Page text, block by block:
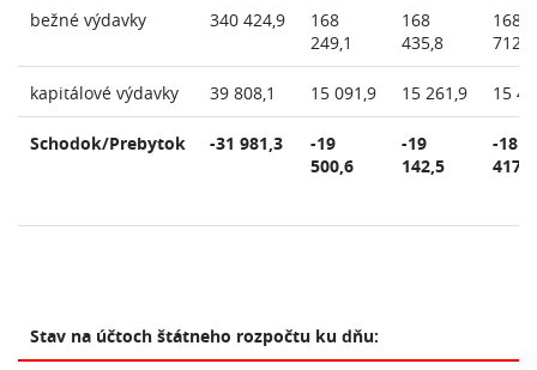
bežné výdavky 340 424,9
168
249,1
168
435,8
168
712,9
kapitálové výdavky 39 808,1 15 091,9 15 261,9 15
Schodok/Prebytok -31 981,3
-19
500,6
-19
142,5
-18
417,9
Stav na účtoch štátneho rozpočtu ku dňu: